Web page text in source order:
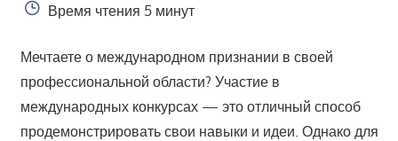
Время чтения 5 минут
Мечтаете о международном признании в своей
профессиональной области? Участие в
международных конкурсах — это отличный способ
продемонстрировать свои навыки и идеи. Однако для